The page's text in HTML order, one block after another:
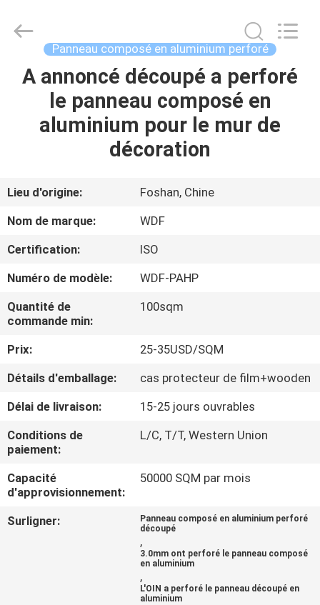
MAISON
PRODUITS
SUJET
DE
NOUS
VISITE
D'USINE
CONTRÔLE
DE
QUALITÉ
CONTACTEZ-
NOUS
NOUVELLES
Material
Reserved.
Developed
Panneau composé en aluminium perforé
A annoncé découpé a perforé
le panneau composé en
aluminium pour le mur de
décoration
Lieu d'origine:
Foshan, Chine
Nom de marque:
WDF
Certification:
ISO
Numéro de modèle:
WDF-PAHP
Quantité de
commande min:
100sqm
Prix:
25-35USD/SQM
Détails d'emballage:
cas protecteur de film+wooden
Délai de livraison:
15-25 jours ouvrables
Conditions de
paiement:
L/C, T/T, Western Union
Capacité
d'approvisionnement:
50000 SQM par mois
Surligner:
Panneau composé en aluminium perforé
découpé
,
3.0mm ont perforé le panneau composé
en aluminium
,
L'OIN a perforé le panneau découpé en
aluminium